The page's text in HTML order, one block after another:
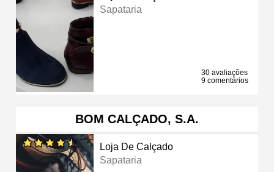
Sapataria
30 avaliações
9 comentários
BOM CALÇADO, S.A.
Loja De Calçado
Sapataria